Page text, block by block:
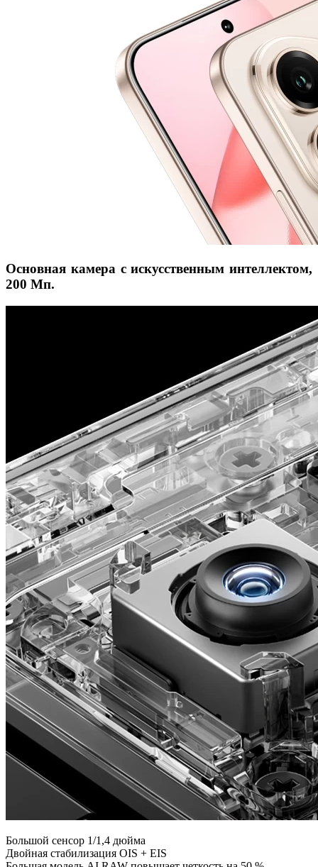
Основная камера с искусственным интеллектом,
200 Мп.
Большой сенсор 1/1,4 дюйма
Двойная стабилизация OIS + EIS